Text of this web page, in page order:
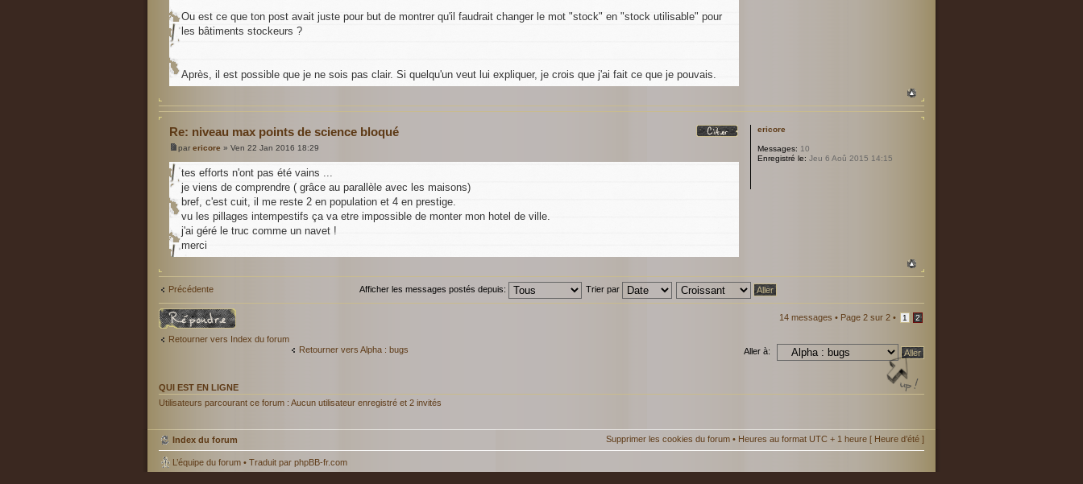
Ou est ce que ton post avait juste pour but de montrer qu'il faudrait changer le mot "stock" en "stock utilisable" pour
les bâtiments stockeurs ?
Après, il est possible que je ne sois pas clair. Si quelqu'un veut lui expliquer, je crois que j'ai fait ce que je pouvais.
Re: niveau max points de science bloqué
par ericore » Ven 22 Jan 2016 18:29
tes efforts n'ont pas été vains ...
je viens de comprendre ( grâce au parallèle avec les maisons)
bref, c'est cuit, il me reste 2 en population et 4 en prestige.
vu les pillages intempestifs ça va etre impossible de monter mon hotel de ville.
j'ai géré le truc comme un navet !
merci
ericore
Messages: 10
Enregistré le: Jeu 6 Aoû 2015 14:15
Précédente Afficher les messages postés depuis: Trier par
Répondre 14 messages • Page 2 sur 2 • 1 2
Retourner vers Index du forum
Retourner vers Alpha : bugs
Aller à:
QUI EST EN LIGNE
Utilisateurs parcourant ce forum : Aucun utilisateur enregistré et 2 invités
Index du forum Supprimer les cookies du forum • Heures au format UTC + 1 heure [ Heure d’été ]
L’équipe du forum • Traduit par phpBB-fr.com